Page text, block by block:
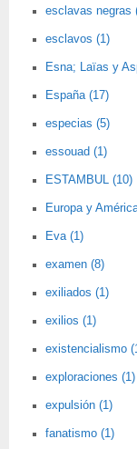
esclavas negras
esclavos (1)
Esna; Laïas y
España (17)
especias (5)
essouad (1)
ESTAMBUL (10)
Europa y
Eva (1)
examen (8)
exiliados (1)
exilios (1)
existencialismo
exploraciones (1)
expulsión (1)
fanatismo (1)